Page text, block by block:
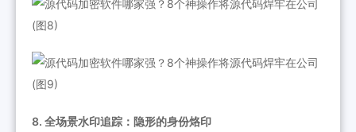
8. 全场景水印追踪：隐形的身份烙印